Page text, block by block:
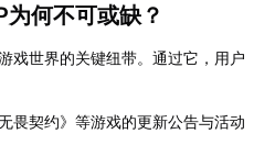
何不可或缺？
戏世界的关键纽带。通过它，用户
畏契约》等游戏的更新公告与活动